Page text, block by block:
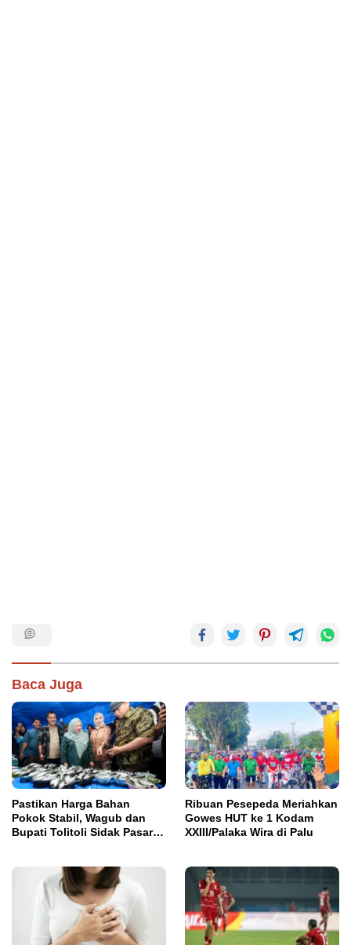
Baca Juga
Pastikan Harga Bahan
Pokok Stabil, Wagub dan
Bupati Tolitoli Sidak Pasar
Ribuan Pesepeda Meriahkan
Gowes HUT ke 1 Kodam
XXIII/Palaka Wira di Palu